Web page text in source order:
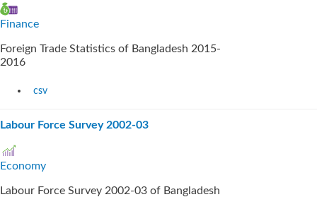
Finance
Foreign Trade Statistics of Bangladesh 2015-
2016
csv
Labour Force Survey 2002-03
Economy
Labour Force Survey 2002-03 of Bangladesh